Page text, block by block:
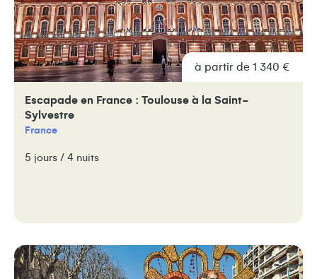
à partir de 1 340 €
Escapade en France : Toulouse à la Saint-
Sylvestre
France
5 jours / 4 nuits